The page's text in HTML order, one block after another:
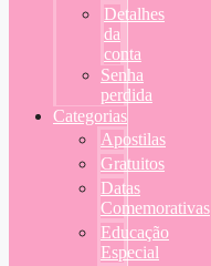
Detalhes
da
conta
Senha
perdida
Categorias
Apostilas
Gratuitos
Datas
Comemorativas
Educação
Especial